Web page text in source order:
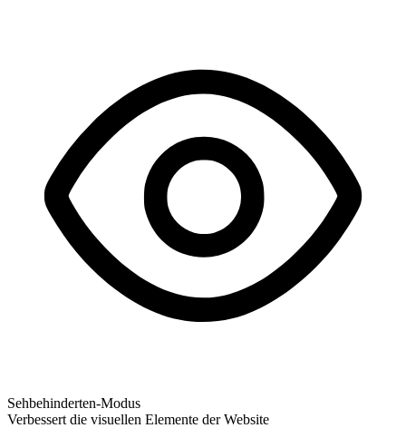
Sehbehinderten-Modus
Verbessert die visuellen Elemente der Website